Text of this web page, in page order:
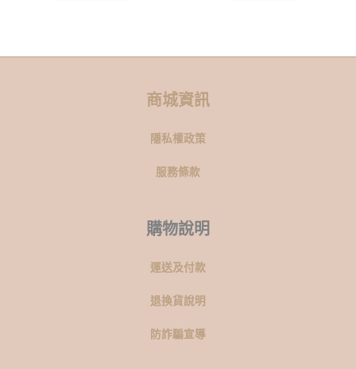
商城資訊
隱私權政策
服務條款
購物說明
運送及付款
退換貨說明
防詐騙宣導